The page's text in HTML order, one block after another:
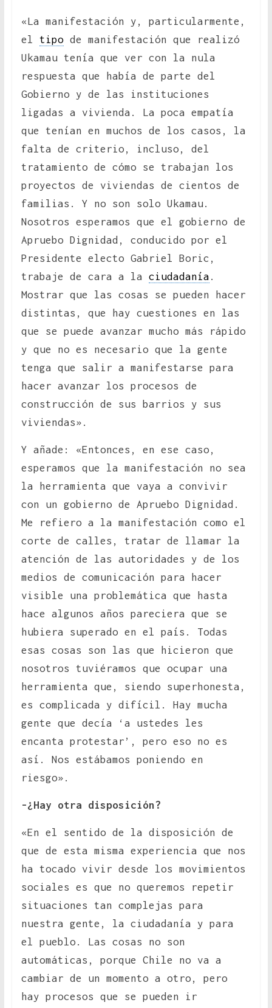
«La manifestación y, particularmente,
el tipode manifestación que realizó
Ukamau tenía que ver con la nula
respuesta que había de parte del
Gobierno y de las instituciones
ligadas a vivienda. La poca empatía
que tenían en muchos de los casos, la
falta de criterio, incluso, del
tratamiento de cómo se trabajan los
proyectos de viviendas de cientos de
familias. Y no son solo Ukamau.
Nosotros esperamos que el gobierno de
Apruebo Dignidad, conducido por el
Presidente electo Gabriel Boric,
trabaje de cara a la ciudadanía .
Mostrar que las cosas se pueden hacer
distintas, que hay cuestiones en las
que se puede avanzar mucho más rápido
y que no es necesario que la gente
tenga que salir a manifestarse para
hacer avanzar los procesos de
construcción de sus barrios y sus
viviendas».
Y añade: «Entonces, en ese caso,
esperamos que la manifestación no sea
la herramienta que vaya a convivir
con un gobierno de Apruebo Dignidad.
Me refiero a la manifestación como el
corte de calles, tratar de llamar la
atención de las autoridades y de los
medios de comunicación para hacer
visible una problemática que hasta
hace algunos años pareciera que se
hubiera superado en el país. Todas
esas cosas son las que hicieron que
nosotros tuviéramos que ocupar una
herramienta que, siendo superhonesta,
es complicada y difícil. Hay mucha
gente que decía ‘a ustedes les
encanta protestar’, pero eso no es
así. Nos estábamos poniendo en
riesgo».
-¿Hay otra disposición?
«En el sentido de la disposición de
que de esta misma experiencia que nos
ha tocado vivir desde los movimientos
sociales es que no queremos repetir
situaciones tan complejas para
nuestra gente, la ciudadanía y para
el pueblo. Las cosas no son
automáticas, porque Chile no va a
cambiar de un momento a otro, pero
hay procesos que se pueden ir